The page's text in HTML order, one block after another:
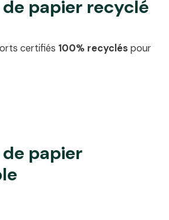
papier recyclé
certifiés 100% recyclés pour
papier